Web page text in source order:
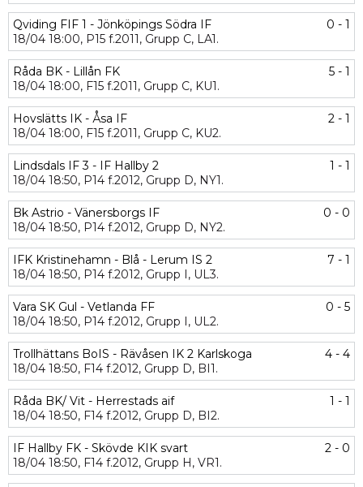
Qviding FIF 1 - Jönköpings Södra IF
0 - 1
18/04 18:00, P15 f.2011, Grupp C, LA1.
Råda BK - Lillån FK
5 - 1
18/04 18:00, F15 f.2011, Grupp C, KU1.
Hovslätts IK - Åsa IF
2 - 1
18/04 18:00, F15 f.2011, Grupp C, KU2.
Lindsdals IF 3 - IF Hallby 2
1 - 1
18/04 18:50, P14 f.2012, Grupp D, NY1.
Bk Astrio - Vänersborgs IF
0 - 0
18/04 18:50, P14 f.2012, Grupp D, NY2.
IFK Kristinehamn - Blå - Lerum IS 2
7 - 1
18/04 18:50, P14 f.2012, Grupp I, UL3.
Vara SK Gul - Vetlanda FF
0 - 5
18/04 18:50, P14 f.2012, Grupp I, UL2.
Trollhättans BoIS - Rävåsen IK 2 Karlskoga
4 - 4
18/04 18:50, F14 f.2012, Grupp D, BI1.
Råda BK/ Vit - Herrestads aif
1 - 1
18/04 18:50, F14 f.2012, Grupp D, BI2.
IF Hallby FK - Skövde KIK svart
2 - 0
18/04 18:50, F14 f.2012, Grupp H, VR1.